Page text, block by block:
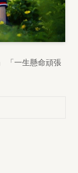
「一生懸命頑張